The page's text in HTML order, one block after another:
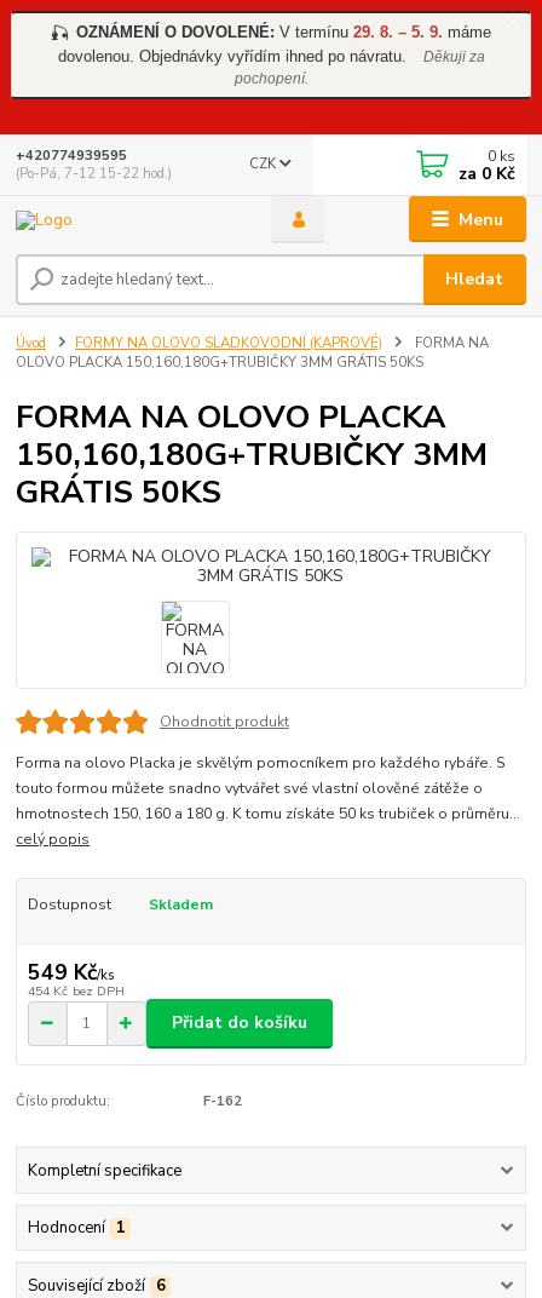
🎣 OZNÁMENÍ O DOVOLENÉ: V termínu 29. 8. – 5. 9. máme
dovolenou. Objednávky vyřídím ihned po návratu.
Děkuji za
pochopení.
Menu
CZK
Hledat
+420774939595
(Po-Pá, 7-12 15-22 hod.)
0 ks
za 0 Kč
Úvod FORMY NA OLOVO SLADKOVODNÍ (KAPROVÉ)
FORMA NA
OLOVO PLACKA 150,160,180G+TRUBIČKY 3MM GRÁTIS 50KS
FORMA NA OLOVO PLACKA
150,160,180G+TRUBIČKY 3MM
GRÁTIS 50KS
Ohodnotit produkt
Forma na olovo Placka je skvělým pomocníkem pro každého rybáře. S
touto formou můžete snadno vytvářet své vlastní olověné zátěže o
hmotnostech 150, 160 a 180 g. K tomu získáte 50 ks trubiček o průměru...
celý popis
Dostupnost Skladem
549 Kč/ks
454 Kč bez DPH
Přidat do košíku
Číslo produktu: F-162
Kompletní specifikace
Hodnocení 1
Související zboží 6